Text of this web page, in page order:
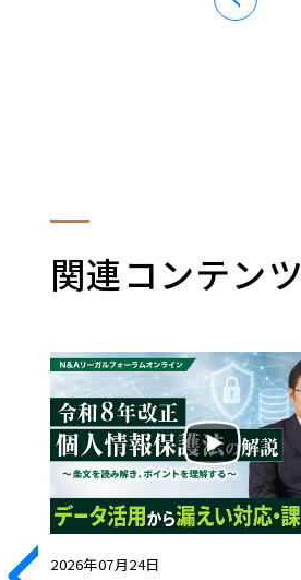
関連コンテンツ
2026年07月24日